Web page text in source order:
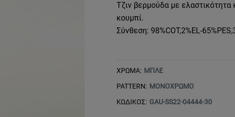
Τζιν βερμούδα με ελαστικότητα
κουμπί.
Σύνθεση: 98%COT,2%EL-
ΧΡΩΜΑ: ΜΠΛΕ
PATTERN: ΜΟΝΟΧΡΩΜΟ
ΚΩΔΙΚΟΣ: GAU-SS22-04444-30